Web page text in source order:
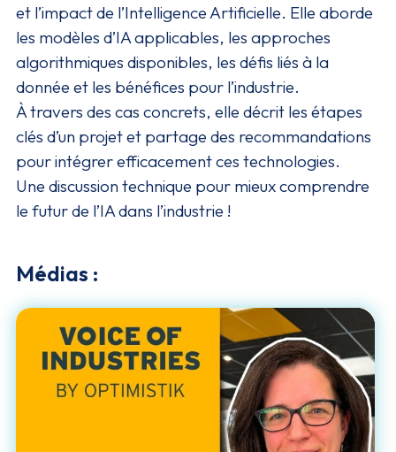
et l’impact de l’Intelligence Artificielle. Elle aborde
les modèles d’IA applicables, les approches
algorithmiques disponibles, les défis liés à la
donnée et les bénéfices pour l’industrie.
À travers des cas concrets, elle décrit les étapes
clés d’un projet et partage des recommandations
pour intégrer efficacement ces technologies.
Une discussion technique pour mieux comprendre
le futur de l’IA dans l’industrie !
Médias :